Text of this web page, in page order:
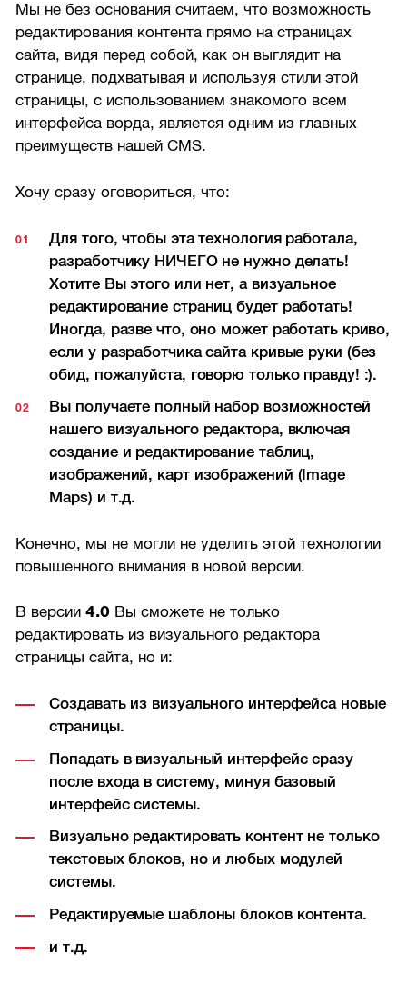
Мы не без основания считаем, что возможность
редактирования контента прямо на страницах
сайта, видя перед собой, как он выглядит на
странице, подхватывая и используя стили этой
страницы, с использованием знакомого всем
интерфейса ворда, является одним из главных
преимуществ нашей CMS.
Хочу сразу оговориться, что:
Для того, чтобы эта технология работала,
разработчику НИЧЕГО не нужно делать!
Хотите Вы этого или нет, а визуальное
редактирование страниц будет работать!
Иногда, разве что, оно может работать криво,
если у разработчика сайта кривые руки (без
обид, пожалуйста, говорю только правду! :).
Вы получаете полный набор возможностей
нашего визуального редактора, включая
создание и редактирование таблиц,
изображений, карт изображений (Image
Maps) и т.д.
Конечно, мы не могли не уделить этой технологии
повышенного внимания в новой версии.
В версии4.0 Вы сможете не только
редактировать из визуального редактора
страницы сайта, но и:
Создавать из визуального интерфейса новые
страницы.
Попадать в визуальный интерфейс сразу
после входа в систему, минуя базовый
интерфейс системы.
Визуально редактировать контент не только
текстовых блоков, но и любых модулей
системы.
Редактируемые шаблоны блоков контента.
и т.д.